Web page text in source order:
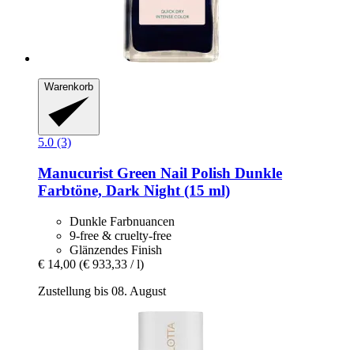
Warenkorb
5.0 (3)
Manucurist Green Nail Polish Dunkle
Farbtöne, Dark Night (15 ml)
Dunkle Farbnuancen
9-free & cruelty-free
Glänzendes Finish
€ 14,00 (€ 933,33 / l)
Zustellung bis 08. August